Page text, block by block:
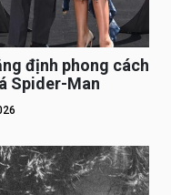
định phong cách
Spider-Man